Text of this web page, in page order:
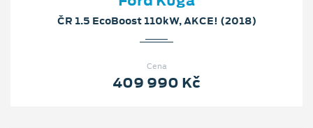
ČR 1.5 EcoBoost 110kW, AKCE! (2018)
Cena
409 990 Kč